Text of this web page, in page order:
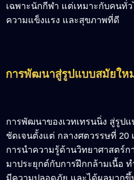
เฉพาะนักกีฬา แต่เหมาะกับคนทั่ว
ความแข็งแรง และสุขภาพที่ดี
การพัฒนาสู่รูปแบบสมัยให
การพัฒนาของเวทเทรนนิ่ง สู่รูป
ชัดเจนตั้งแต่ กลางศตวรรษที่ 20
การนำความรู้ด้านวิทยาศาสตร์ก
มาประยุกต์กับการฝึกกล้ามเนื้อ
มีความปลอดภัย และได้ผลมากขึ้